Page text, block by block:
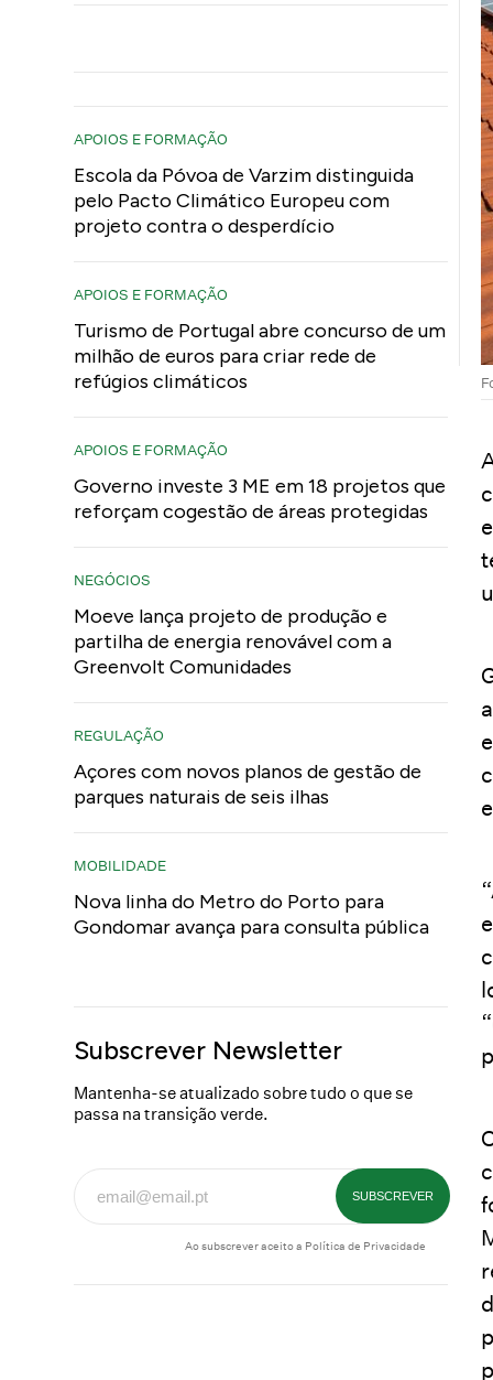
APOIOS E FORMAÇÃO
Escola da Póvoa de Varzim distinguida
pelo Pacto Climático Europeu com
projeto contra o desperdício
APOIOS E FORMAÇÃO
Turismo de Portugal abre concurso de um
milhão de euros para criar rede de
refúgios climáticos
APOIOS E FORMAÇÃO
Governo investe 3 ME em 18 projetos que
reforçam cogestão de áreas protegidas
NEGÓCIOS
Moeve lança projeto de produção e
partilha de energia renovável com a
Greenvolt Comunidades
REGULAÇÃO
Açores com novos planos de gestão de
parques naturais de seis ilhas
MOBILIDADE
Nova linha do Metro do Porto para
Gondomar avança para consulta pública
Subscrever Newsletter
Mantenha-se atualizado sobre tudo o que se
passa na transição verde.
Ao subscrever aceito a Política de Privacidade